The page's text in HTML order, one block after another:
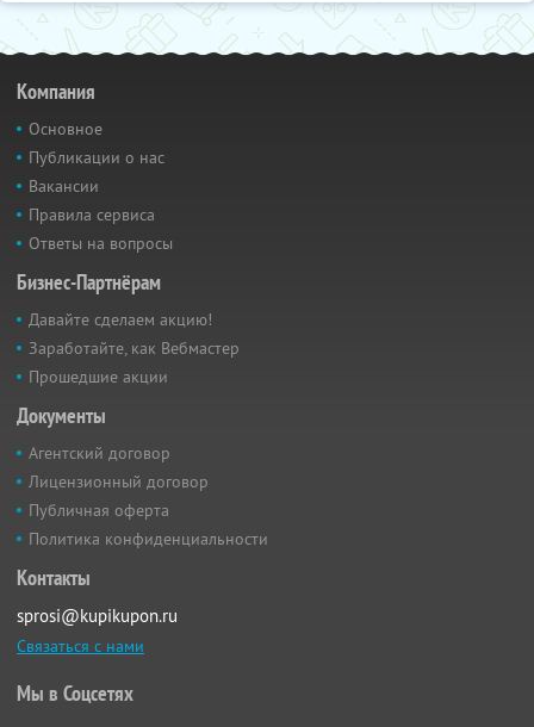
Компания
Основное
Публикации о нас
Вакансии
Правила сервиса
Ответы на вопросы
Бизнес-Партнёрам
Давайте сделаем акцию!
Заработайте, как Вебмастер
Прошедшие акции
Документы
Агентский договор
Лицензионный договор
Публичная оферта
Политика конфиденциальности
Контакты
sprosi@kupikupon.ru
Связаться с нами
Мы в Соцсетях